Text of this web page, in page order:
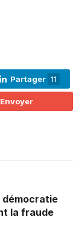
Partager 11
Envoyer
démocratie
la fraude